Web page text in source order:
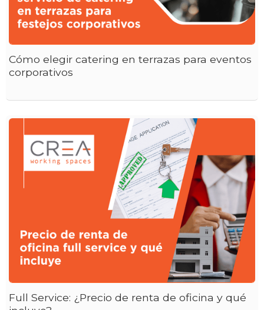
Cómo elegir catering en terrazas para eventos
corporativos
Full Service: ¿Precio de renta de oficina y qué